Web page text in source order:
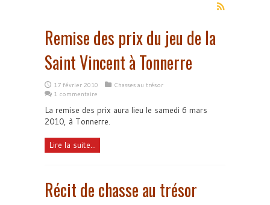
Remise des prix du jeu de la
Saint Vincent à Tonnerre
17 février 2010
Chasses au trésor
1 commentaire
La remise des prix aura lieu le samedi 6 mars
2010, à Tonnerre.
Lire la suite...
Récit de chasse au trésor